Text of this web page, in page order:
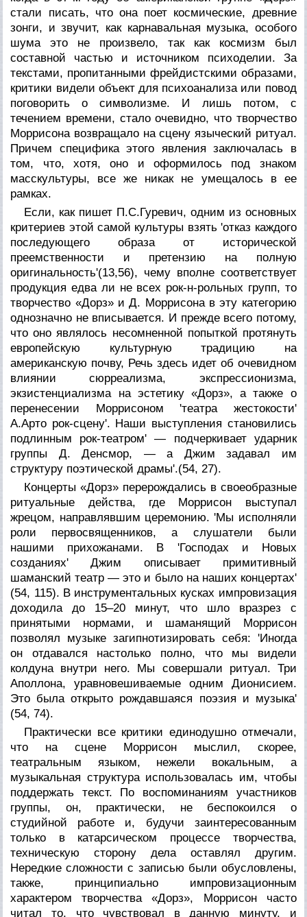
стали писать, что она поет космические, древние
зонги, и звучит, как карнавальная музыка, особого
шума это не произвело, так как космизм был
составной частью и источником психоделии. За
текстами, пропитанными фрейдистскими образами,
критики видели объект для психоанализа или повод
поговорить о символизме. И лишь потом, с
течением времени, стало очевидно, что творчество
Моррисона возвращало на сцену языческий ритуал.
Причем специфика этого явления заключалась в
том, что, хотя, оно и оформилось под знаком
масскультуры, все же никак не умещалось в ее
рамках.
Если, как пишет П.С.Гуревич, одним из основных
критериев этой самой культуры взять 'отказ каждого
последующего образа от исторической
преемственности и претензию на полную
оригинальность'(13,56), чему вполне соответствует
продукция едва ли не всех рок-н-рольных групп, то
творчество «Дорз» и Д. Моррисона в эту категорию
однозначно не вписывается. И прежде всего потому,
что оно являлось несомненной попыткой протянуть
европейскую культурную традицию на
американскую почву, Речь здесь идет об очевидном
влиянии сюрреализма, экспрессионизма,
экзистенциализма на эстетику «Дорз», а также о
перенесении Моррисоном 'театра жестокости'
А.Арто рок-сцену'. Наши выступления становились
подлинным рок-театром' — подчеркивает ударник
группы Д. Денсмор, — а Джим задавал им
структуру поэтической драмы'.(54, 27).
Концерты «Дорз» перерождались в своеобразные
ритуальные действа, где Моррисон выступал
жрецом, направлявшим церемонию. 'Мы исполняли
роли первосвященников, а слушатели были
нашими прихожанами. В 'Господах и Новых
созданиях' Джим описывает примитивный
шаманский театр — это и было на наших концертах'
(54, 115). В инструментальных кусках импровизация
доходила до 15–20 минут, что шло вразрез с
принятыми нормами, и шаманящий Моррисон
позволял музыке загипнотизировать себя: 'Иногда
он отдавался настолько полно, что мы видели
колдуна внутри него. Мы совершали ритуал. Три
Аполлона, уравновешиваемые одним Дионисием.
Это была открыто рождавшаяся поэзия и музыка'
(54, 74).
Практически все критики единодушно отмечали,
что на сцене Моррисон мыслил, скорее,
театральным языком, нежели вокальным, а
музыкальная структура использовалась им, чтобы
поддержать текст. По воспоминаниям участников
группы, он, практически, не беспокоился о
студийной работе и, будучи заинтересованным
только в катарсическом процессе творчества,
техническую сторону дела оставлял другим.
Нередкие сложности с записью были обусловлены,
также, принципиально импровизационным
характером творчества «Дорз», Моррисон часто
читал то, что чувствовал в данную минуту, и